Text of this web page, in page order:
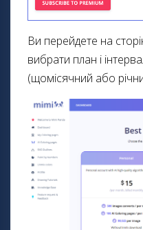
Ви перейдете на
вибрати план і
(щомісячний або